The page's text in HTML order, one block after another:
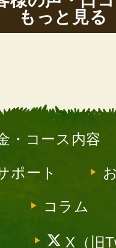
もっと見る
・コース内容
ポート
コラム
X（旧